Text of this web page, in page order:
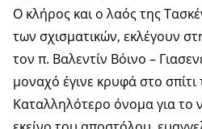
Ο κλήρος και ο λαός της
των σχισματικών, εκλέγουν
τον π. Βαλεντίν Βόινο –
μοναχό έγινε κρυφά στο
Καταλληλότερο όνομα για το